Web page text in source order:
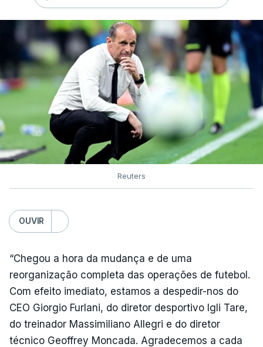
Reuters
OUVIR
“Chegou a hora da mudança e de uma
reorganização completa das operações de futebol.
Com efeito imediato, estamos a despedir-nos do
CEO Giorgio Furlani, do diretor desportivo Igli Tare,
do treinador Massimiliano Allegri e do diretor
técnico Geoffrey Moncada. Agradecemos a cada